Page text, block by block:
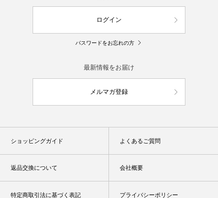
ログイン
パスワードをお忘れの方
最新情報をお届け
メルマガ登録
ショッピングガイド よくあるご質問
返品交換について 会社概要
特定商取引法に基づく表記 プライバシーポリシー